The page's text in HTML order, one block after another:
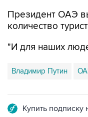
Президент ОАЭ
количество
"И для наших
Владимир Путин
Купить